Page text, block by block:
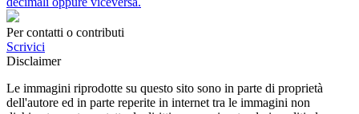
Per contatti o contributi
Scrivici
Disclaimer
Le immagini riprodotte su questo sito sono in parte di proprietà
dell'autore ed in parte reperite in internet tra le immagini non